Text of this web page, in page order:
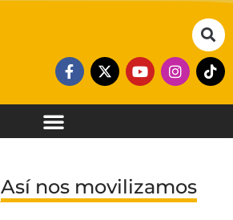
Así nos movilizamos